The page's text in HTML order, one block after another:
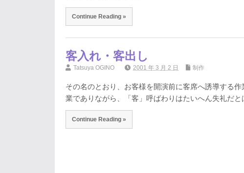
Continue Reading »
客入れ・客出し
Tatsuya OGINO 2001 年 3 月 2 日 制作
その名のとおり、お客様を開演前に客席へ誘導する
業でありながら、「客」呼ばわりはたいへん失礼だ
Continue Reading »